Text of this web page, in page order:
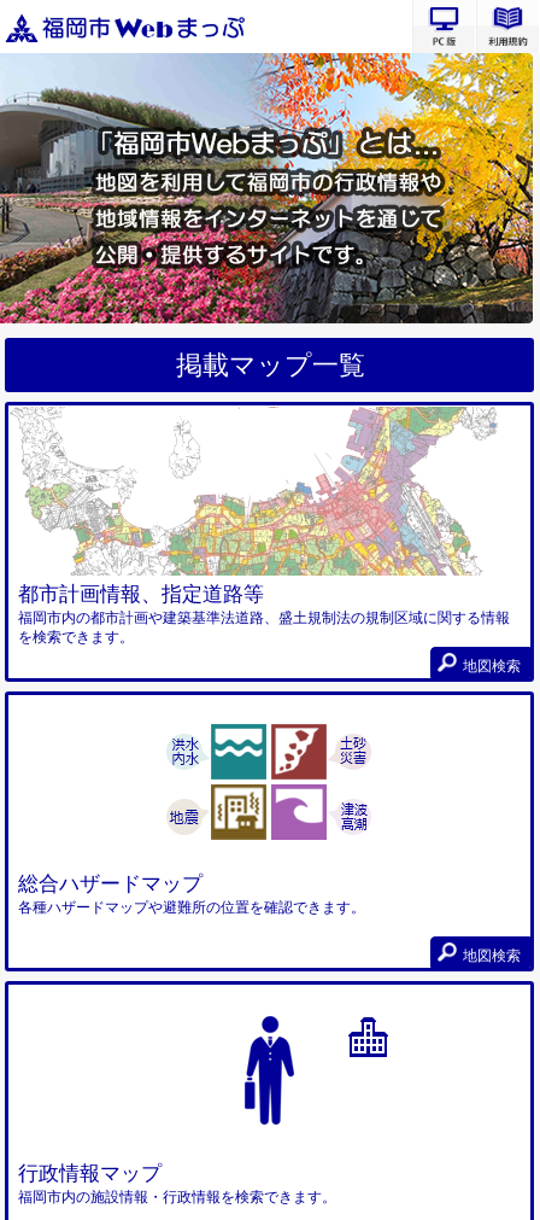
PC版サ
掲載マップ一覧
都市計画情報、指定道路等
福岡市内の都市計画や建築基準法道路、盛土規制法の規制区域に関する情報
を検索できます。
地図検索
総合ハザードマップ
各種ハザードマップや避難所の位置を確認できます。
地図検索
行政情報マップ
福岡市内の施設情報・行政情報を検索できます。